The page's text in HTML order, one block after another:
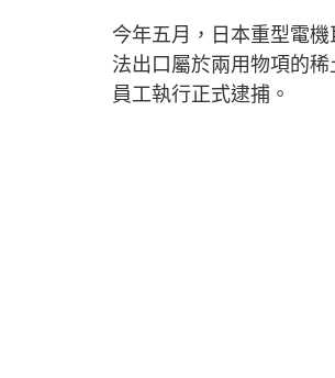
今年五月，日本重型電
法出口屬於兩用物項的
員工執行正式逮捕。